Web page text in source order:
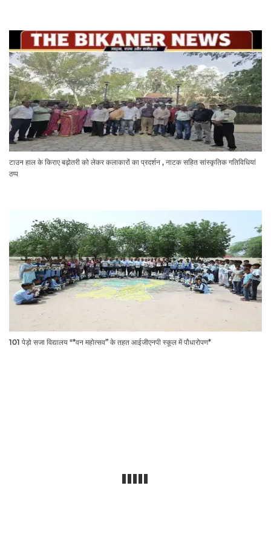
टाउन हाल के किराए बढ़ोतरी को लेकर कलाकारों का प्रदर्शन , नाटक सहित सांस्कृतिक गतिविधियां
ठप्प
101 पेड़ो सजा विद्यालय "*वन महोत्सव” के तहत आईजीएनपी स्कूल में पौधारोपण*